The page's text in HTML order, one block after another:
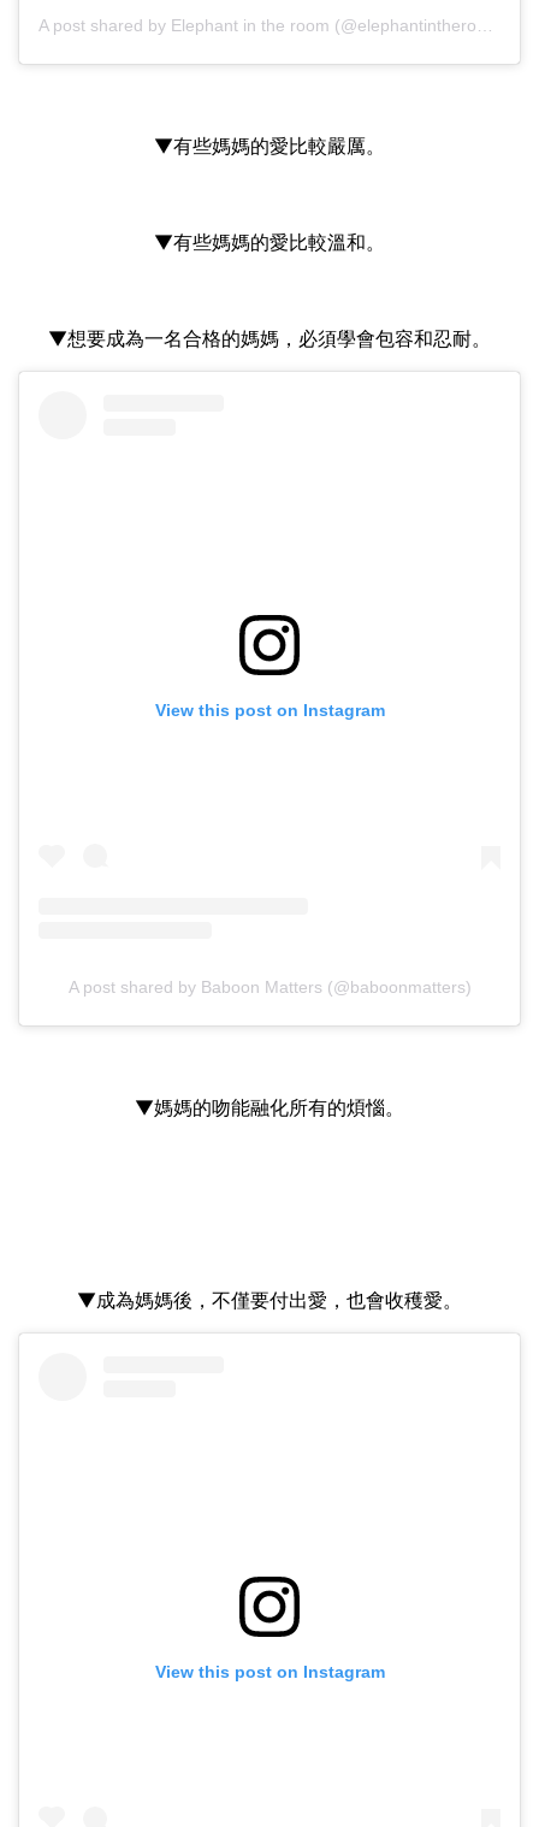
▼有些媽媽的愛比較嚴厲。
▼有些媽媽的愛比較溫和。
▼想要成為一名合格的媽媽，必須學會包容和忍耐。
View this post on Instagram
A post shared by Baboon Matters (@baboonmatters)
▼媽媽的吻能融化所有的煩惱。
▼成為媽媽後，不僅要付出愛，也會收穫愛。
View this post on Instagram